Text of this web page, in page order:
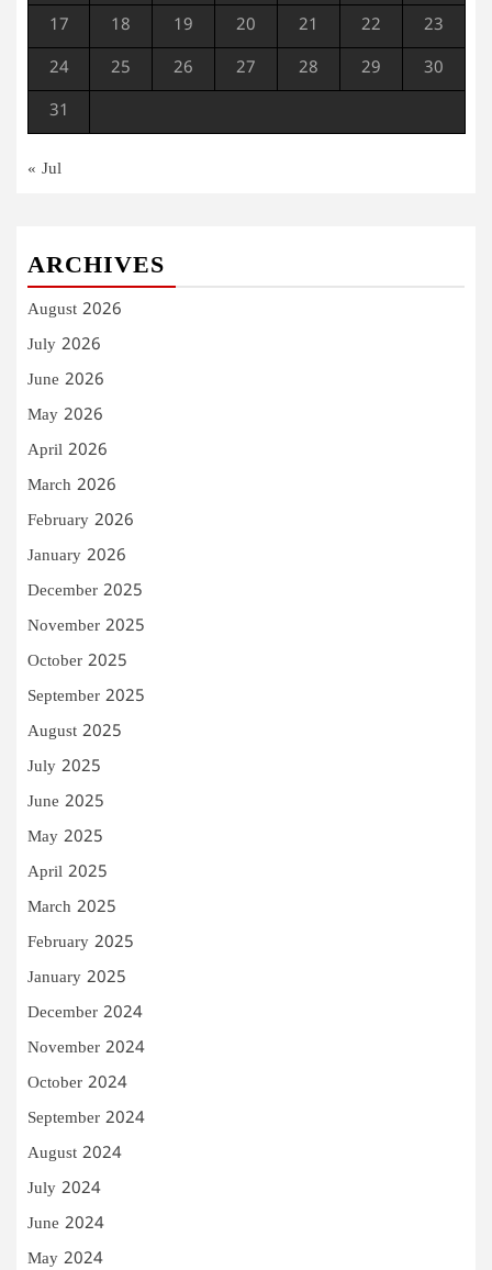
17 18 19 20 21 22 23
24 25 26 27 28 29 30
31
« Jul
ARCHIVES
August 2026
July 2026
June 2026
May 2026
April 2026
March 2026
February 2026
January 2026
December 2025
November 2025
October 2025
September 2025
August 2025
July 2025
June 2025
May 2025
April 2025
March 2025
February 2025
January 2025
December 2024
November 2024
October 2024
September 2024
August 2024
July 2024
June 2024
May 2024